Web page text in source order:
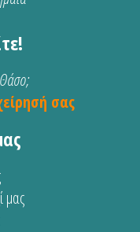
Θάσο;
σας
μας